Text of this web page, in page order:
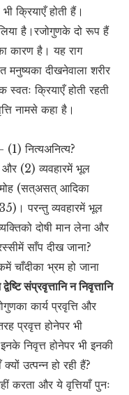
क्रियाएँ होती हैं।
है।रजोगुणके दो रूप हैं
कारण है। यह राग
मनुष्यका दीखनेवाला शरीर
स्वतः क्रियाएँ होती रहती
नामसे कहा है।
(1) नित्यअनित्य?
और (2) व्यवहारमें भूल
मोह (सत्असत् आदिका
परन्तु व्यवहारमें भूल
दोषी मान लेना और
साँप दीख जाना?
चाँदीका भ्रम हो जाना
संप्रवृत्तानि न निवृत्तानि
कार्य प्रवृत्ति और
प्रवृत्त होनेपर भी
निवृत्त होनेपर भी इनकी
उत्पन्न हो रही हैं?
करता और ये वृत्तियाँ पुनः